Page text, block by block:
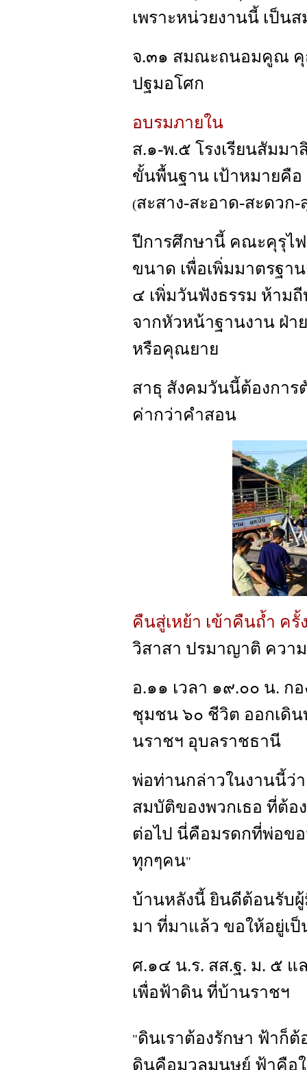
เพราะหน่วยงานนี้ เป็น
จ.๓๑ สมณะถนอมคูณ
ปฐมอโศก
อบรมภายใน
ส.๑-พ.๕ โรงเรียนสัมม
ขั้นพื้นฐาน เป้าหมายคือ
(สะสาง-สะอาด-สะดวก
ปีการศึกษานี้ คณะคุรุไ
ขนาด เพื่อเพิ่มมาตรฐ
๔ เพิ่มวันฟังธรรม ห้าม
จากหัวหน้าฐานงาน ฝ่
หรือคุณยาย
สาธุ สังคมวันนี้ต้องการ
ค่ากว่าคำสอน
คืนสู่เหย้า เข้าคืนถ้ำ ครั้
วิสาสา ปรมาญาติ ควา
อ.๑๑ เวลา ๑๙.๐๐ น. ก
ชุมชน ๖๐ ชีวิต ออกเดิน
นราชฯ อุบลราชธานี
พ่อท่านกล่าวในงานนี้ว่
สมบัติของพวกเธอ ที่ต้อ
ต่อไป นี่คือมรดกที่พ่อข
ทุกๆคน"
บ้านหลังนี้ ยินดีต้อนรับ
มา ที่มาแล้ว ขอให้อยู่เป็
ศ.๑๔ น.ร. สส.ฐ. ม. ๕ แ
เพื่อฟ้าดิน ที่บ้านราชฯ
"ดินเราต้องรักษา ฟ้าก็ต้
ดินคือมวลมนุษย์ ฟ้าคือ